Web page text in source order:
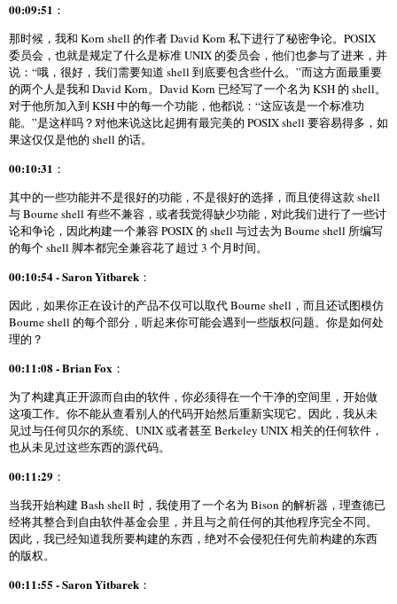
00:09:51 ：
那时候，我和 Korn shell 的作者 David Korn 私下进行了秘密争论。POSIX
委员会，也就是规定了什么是标准 UNIX 的委员会，他们也参与了进来，并
说：“哦，很好，我们需要知道 shell 到底要包含些什么。”而这方面最重要
的两个人是我和 David Korn。David Korn 已经写了一个名为 KSH 的 shell。
对于他所加入到 KSH 中的每一个功能，他都说：“这应该是一个标准功
能。”是这样吗？对他来说这比起拥有最完美的 POSIX shell 要容易得多，如
果这仅仅是他的 shell 的话。
00:10:31 ：
其中的一些功能并不是很好的功能，不是很好的选择，而且使得这款 shell
与 Bourne shell 有些不兼容，或者我觉得缺少功能，对此我们进行了一些讨
论和争论，因此构建一个兼容 POSIX 的 shell 与过去为 Bourne shell 所编写
的每个 shell 脚本都完全兼容花了超过 3 个月时间。
00:10:54 - Saron Yitbarek ：
因此，如果你正在设计的产品不仅可以取代 Bourne shell，而且还试图模仿
Bourne shell 的每个部分，听起来你可能会遇到一些版权问题。你是如何处
理的？
00:11:08 - Brian Fox ：
为了构建真正开源而自由的软件，你必须得在一个干净的空间里，开始做
这项工作。你不能从查看别人的代码开始然后重新实现它。因此，我从未
见过与任何贝尔的系统、UNIX 或者甚至 Berkeley UNIX 相关的任何软件，
也从未见过这些东西的源代码。
00:11:29 ：
当我开始构建 Bash shell 时，我使用了一个名为 Bison 的解析器，理查德已
经将其整合到自由软件基金会里，并且与之前任何的其他程序完全不同。
因此，我已经知道我所要构建的东西，绝对不会侵犯任何先前构建的东西
的版权。
00:11:55 - Saron Yitbarek ：